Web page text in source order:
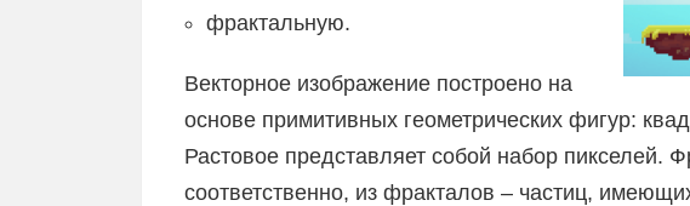
фрактальную.
Векторное изображение построено на
основе примитивных геометрических фигур:
Растовое представляет собой набор пикселей.
соответственно, из фракталов – частиц,